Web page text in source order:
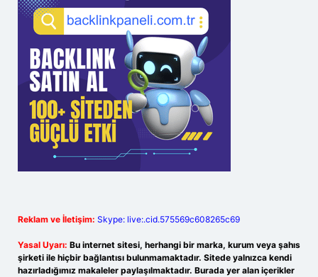
Reklam ve İletişim: Skype: live:.cid.575569c608265c69
Yasal Uyarı: Bu internet sitesi, herhangi bir marka, kurum veya şahıs
şirketi ile hiçbir bağlantısı bulunmamaktadır. Sitede yalnızca kendi
hazırladığımız makaleler paylaşılmaktadır. Burada yer alan içerikler